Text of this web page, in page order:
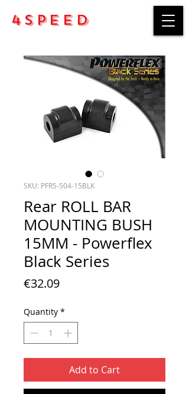
4Speed
SKU: PFR5-504-15BLK
Rear ROLL BAR
MOUNTING BUSH
15MM - Powerflex
Black Series
€32.09Price
Quantity *
Add to Cart